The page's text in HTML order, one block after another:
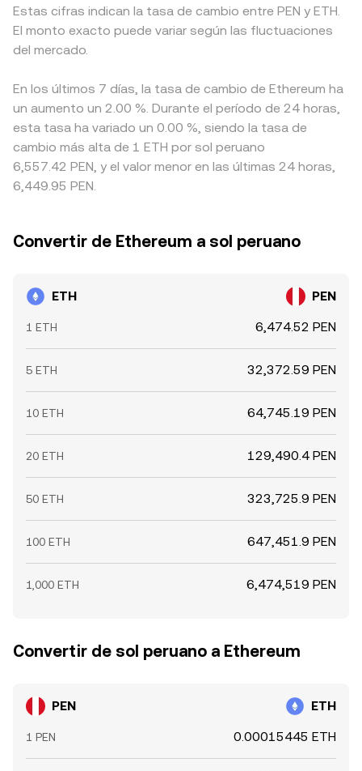
Estas cifras indican la tasa de cambio entre PEN y ETH.
El monto exacto puede variar según las fluctuaciones
del mercado.
En los últimos 7 días, la tasa de cambio de Ethereum ha
un aumento un 2.00 %. Durante el período de 24 horas,
esta tasa ha variado un 0.00 %, siendo la tasa de
cambio más alta de 1 ETH por sol peruano
6,557.42 PEN, y el valor menor en las últimas 24 horas,
6,449.95 PEN.
Convertir de Ethereum a sol peruano
ETH PEN
1 ETH 6,474.52 PEN
5 ETH 32,372.59 PEN
10 ETH 64,745.19 PEN
20 ETH 129,490.4 PEN
50 ETH 323,725.9 PEN
100 ETH 647,451.9 PEN
1,000 ETH 6,474,519 PEN
Convertir de sol peruano a Ethereum
PEN ETH
1 PEN 0.00015445 ETH